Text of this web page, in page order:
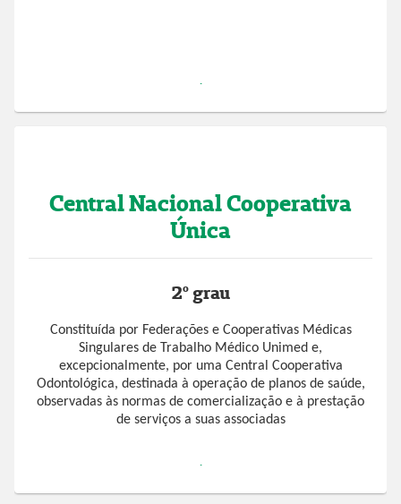
.
Central Nacional Cooperativa
Única
2º grau
Constituída por Federações e Cooperativas Médicas
Singulares de Trabalho Médico Unimed e,
excepcionalmente, por uma Central Cooperativa
Odontológica, destinada à operação de planos de saúde,
observadas às normas de comercialização e à prestação
de serviços a suas associadas
.